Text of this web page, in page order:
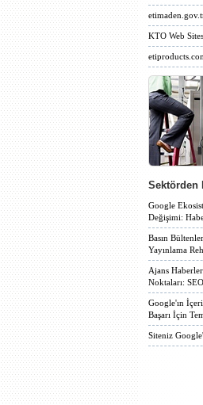
KTO Web
Sektörden
Google
Değişimi:
Basın
Yayınlama
Ajans
Noktaları:
Google'ın
Başarı İçin
Siteniz